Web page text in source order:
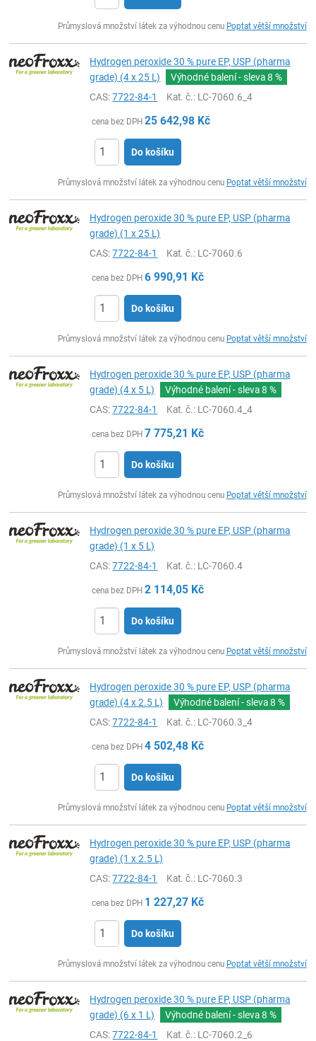
Průmyslová množství látek za výhodnou cenu Poptat větší množství
Hydrogen peroxide 30 % pure EP, USP (pharma
grade) (4 x 25 L)
Výhodné balení - sleva8 %
CAS:7722-84-1 Kat. č.: LC-7060.6_4
cena bez DPH 25 642,98 Kč
Do košíku
Průmyslová množství látek za výhodnou cenu Poptat větší množství
Hydrogen peroxide 30 % pure EP, USP (pharma
grade) (1 x 25 L)
CAS:7722-84-1 Kat. č.: LC-7060.6
cena bez DPH 6 990,91 Kč
Do košíku
Průmyslová množství látek za výhodnou cenu Poptat větší množství
Hydrogen peroxide 30 % pure EP, USP (pharma
grade) (4 x 5 L)
Výhodné balení - sleva8 %
CAS:7722-84-1 Kat. č.: LC-7060.4_4
cena bez DPH 7 775,21 Kč
Do košíku
Průmyslová množství látek za výhodnou cenu Poptat větší množství
Hydrogen peroxide 30 % pure EP, USP (pharma
grade) (1 x 5 L)
CAS:7722-84-1 Kat. č.: LC-7060.4
cena bez DPH 2 114,05 Kč
Do košíku
Průmyslová množství látek za výhodnou cenu Poptat větší množství
Hydrogen peroxide 30 % pure EP, USP (pharma
grade) (4 x 2.5 L)
Výhodné balení - sleva8 %
CAS:7722-84-1 Kat. č.: LC-7060.3_4
cena bez DPH 4 502,48 Kč
Do košíku
Průmyslová množství látek za výhodnou cenu Poptat větší množství
Hydrogen peroxide 30 % pure EP, USP (pharma
grade) (1 x 2.5 L)
CAS:7722-84-1 Kat. č.: LC-7060.3
cena bez DPH 1 227,27 Kč
Do košíku
Průmyslová množství látek za výhodnou cenu Poptat větší množství
Hydrogen peroxide 30 % pure EP, USP (pharma
grade) (6 x 1 L)
Výhodné balení - sleva8 %
CAS:7722-84-1 Kat. č.: LC-7060.2_6